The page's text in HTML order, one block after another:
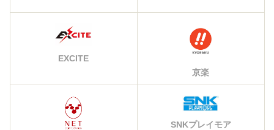
EXCITE
京楽
SNKプレイモア